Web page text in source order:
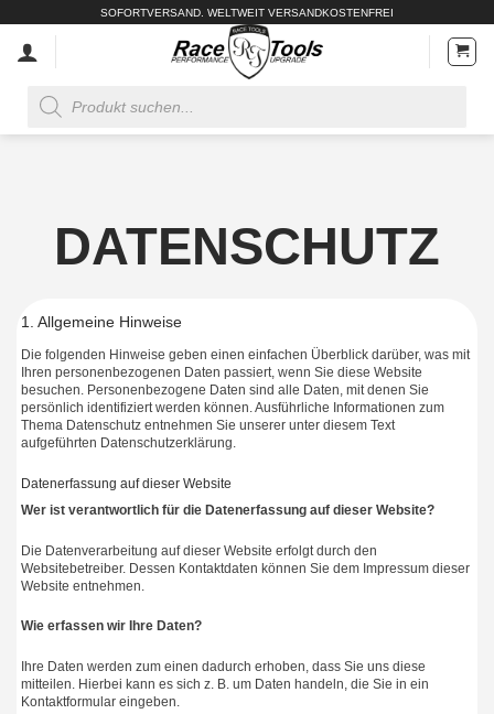
springen
SOFORTVERSAND. WELTWEIT VERSANDKOSTENFREI
search
DATENSCHUTZ
1. Allgemeine Hinweise
Die folgenden Hinweise geben einen einfachen Überblick darüber, was mit
Ihren personenbezogenen Daten passiert, wenn Sie diese Website
besuchen. Personenbezogene Daten sind alle Daten, mit denen Sie
persönlich identifiziert werden können. Ausführliche Informationen zum
Thema Datenschutz entnehmen Sie unserer unter diesem Text
aufgeführten Datenschutzerklärung.
Datenerfassung auf dieser Website
Wer ist verantwortlich für die Datenerfassung auf dieser Website?
Die Datenverarbeitung auf dieser Website erfolgt durch den
Websitebetreiber. Dessen Kontaktdaten können Sie dem Impressum dieser
Website entnehmen.
Wie erfassen wir Ihre Daten?
Ihre Daten werden zum einen dadurch erhoben, dass Sie uns diese
mitteilen. Hierbei kann es sich z. B. um Daten handeln, die Sie in ein
Kontaktformular eingeben.